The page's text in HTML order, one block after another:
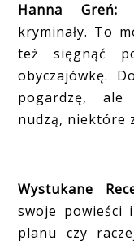
Hanna Greń:
kryminały. To
też sięgnąć
obyczajówkę.
pogardzę, ale
nudzą, niektóre
Wystukane
swoje powieści
planu czy